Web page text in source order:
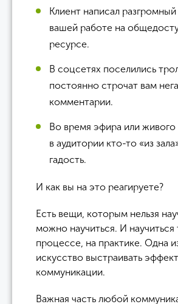
Клиент написал
вашей работе на
ресурсе.
В соцсетях поселились
постоянно строчат вам
комментарии.
Во время эфира или живого
в аудитории кто-то «из
гадость.
И как вы на это реагируете?
Есть вещи, которым нельзя
можно научиться. И научиться
процессе, на практике. Одна
искусство выстраивать
коммуникации.
Важная часть любой